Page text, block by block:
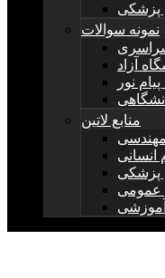
پزشکی
نمونه سوالات
آزاد
نور
منابع لاتین
مهندسی
انسانی
پزشکی
عمومی
آموزشی